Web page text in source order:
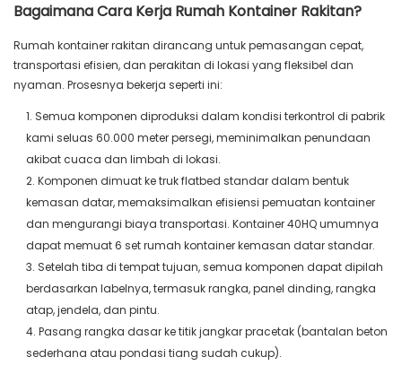
Bagaimana Cara Kerja Rumah Kontainer Rakitan?
Rumah kontainer rakitan dirancang untuk pemasangan cepat,
transportasi efisien, dan perakitan di lokasi yang fleksibel dan
nyaman. Prosesnya bekerja seperti ini:
1. Semua komponen diproduksi dalam kondisi terkontrol di pabrik
kami seluas 60.000 meter persegi, meminimalkan penundaan
akibat cuaca dan limbah di lokasi.
2. Komponen dimuat ke truk flatbed standar dalam bentuk
kemasan datar, memaksimalkan efisiensi pemuatan kontainer
dan mengurangi biaya transportasi. Kontainer 40HQ umumnya
dapat memuat 6 set rumah kontainer kemasan datar standar.
3. Setelah tiba di tempat tujuan, semua komponen dapat dipilah
berdasarkan labelnya, termasuk rangka, panel dinding, rangka
atap, jendela, dan pintu.
4. Pasang rangka dasar ke titik jangkar pracetak (bantalan beton
sederhana atau pondasi tiang sudah cukup).